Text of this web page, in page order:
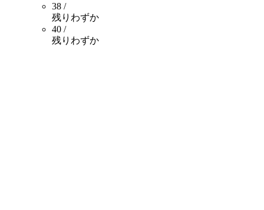
38 /
残りわずか
40 /
残りわずか